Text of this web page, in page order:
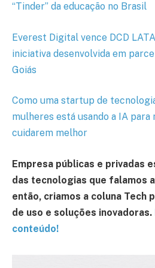
“Tinder” da educação no Brasil
Everest Digital vence DCD
iniciativa desenvolvida em
Goiás
Como uma startup de
mulheres está usando a IA
cuidarem melhor
Empresa públicas e privadas
das tecnologias que falamos
então, criamos a coluna Tech
de uso e soluções inovadoras.
conteúdo!